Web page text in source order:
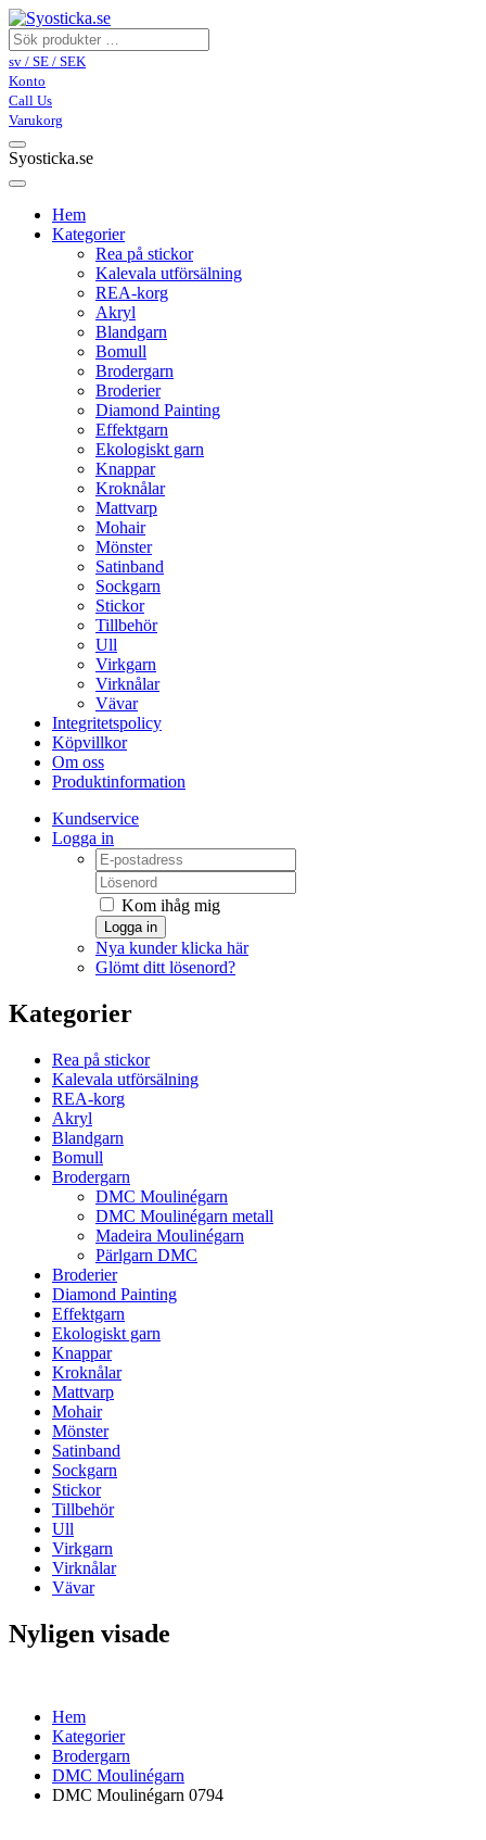
sv / SE / SEK
Konto
Call Us
Varukorg
Syosticka.se
Hem
Kategorier
Rea på stickor
Kalevala utförsälning
REA-korg
Akryl
Blandgarn
Bomull
Brodergarn
Broderier
Diamond Painting
Effektgarn
Ekologiskt garn
Knappar
Kroknålar
Mattvarp
Mohair
Mönster
Satinband
Sockgarn
Stickor
Tillbehör
Ull
Virkgarn
Virknålar
Vävar
Integritetspolicy
Köpvillkor
Om oss
Produktinformation
Kundservice
Logga in
Kom ihåg mig
Logga in
Nya kunder klicka här
Glömt ditt lösenord?
Kategorier
Rea på stickor
Kalevala utförsälning
REA-korg
Akryl
Blandgarn
Bomull
Brodergarn
DMC Moulinégarn
DMC Moulinégarn metall
Madeira Moulinégarn
Pärlgarn DMC
Broderier
Diamond Painting
Effektgarn
Ekologiskt garn
Knappar
Kroknålar
Mattvarp
Mohair
Mönster
Satinband
Sockgarn
Stickor
Tillbehör
Ull
Virkgarn
Virknålar
Vävar
Nyligen visade
Hem
Kategorier
Brodergarn
DMC Moulinégarn
DMC Moulinégarn 0794